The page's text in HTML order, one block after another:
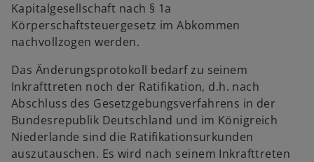
Kapitalgesellschaft nach § 1a
Körperschaftsteuergesetz im Abkommen
nachvollzogen werden.
Das Änderungsprotokoll bedarf zu seinem
Inkrafttreten noch der Ratifikation, d.h. nach
Abschluss des Gesetzgebungsverfahrens in der
Bundesrepublik Deutschland und im Königreich
Niederlande sind die Ratifikationsurkunden
auszutauschen. Es wird nach seinem Inkrafttreten